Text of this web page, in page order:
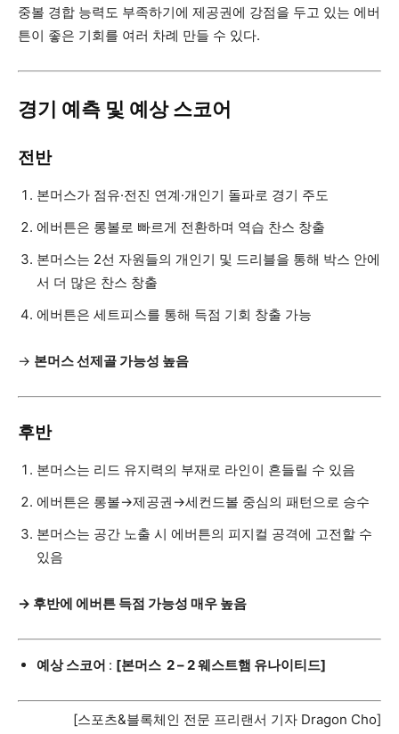
중볼 경합 능력도 부족하기에 제공권에 강점을 두고 있는 에버
튼이 좋은 기회를 여러 차례 만들 수 있다.
경기 예측 및 예상 스코어
전반
본머스가 점유·전진 연계·개인기 돌파로 경기 주도
에버튼은 롱볼로 빠르게 전환하며 역습 찬스 창출
본머스는 2선 자원들의 개인기 및 드리블을 통해 박스 안에
서 더 많은 찬스 창출
에버튼은 세트피스를 통해 득점 기회 창출 가능
→ 본머스 선제골 가능성 높음
후반
본머스는 리드 유지력의 부재로 라인이 흔들릴 수 있음
에버튼은 롱볼→제공권→세컨드볼 중심의 패턴으로 승수
본머스는 공간 노출 시 에버튼의 피지컬 공격에 고전할 수
있음
→ 후반에 에버튼 득점 가능성 매우 높음
예상 스코어 : [본머스 2 – 2 웨스트햄 유나이티드]
[스포츠&블록체인 전문 프리랜서 기자 Dragon Cho]